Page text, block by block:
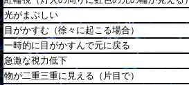
光がまぶしい
目がかすむ（徐々に起こる場合）
一時的に目がかすんで元に戻る
急激な視力低下
物が二重三重に見える（片目で）